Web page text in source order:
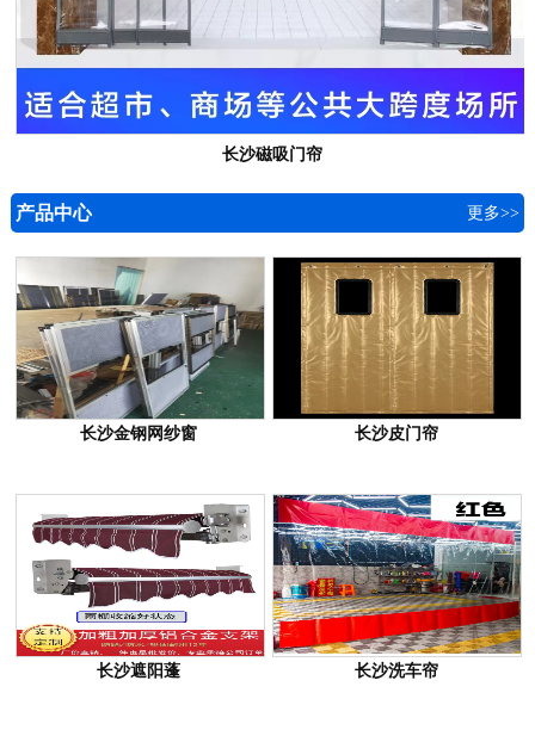
长沙磁吸门帘
产品中心 更多>>
长沙金钢网纱窗 长沙皮门帘
长沙遮阳蓬 长沙洗车帘